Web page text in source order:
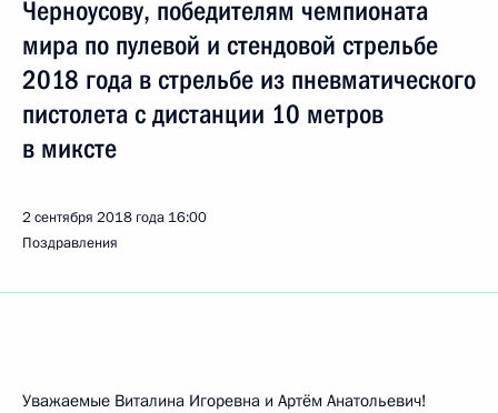
Черноусову, победителям чемпионата
мира по пулевой и стендовой стрельбе
2018 года в стрельбе из пневматического
пистолета с дистанции 10 метров
в миксте
2 сентября 2018 года 16:00
Поздравления
Уважаемые Виталина Игоревна и Артём Анатольевич!